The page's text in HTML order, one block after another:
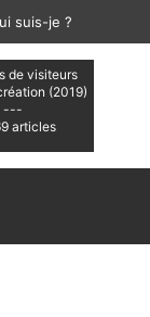
suis-je ?
de visiteurs
(2019)
---
articles